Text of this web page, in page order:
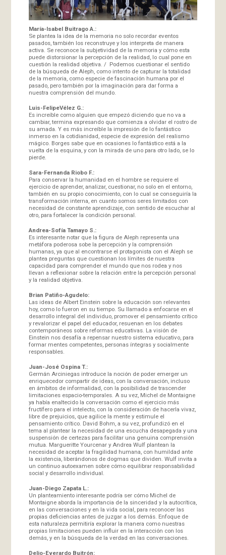
María-Isabel Buitrago A.:
Se plantea la idea de la memoria no solo recordar eventos
pasados, también los reconstruye y los interpreta de manera
activa. Se reconoce la subjetividad de la memoria y cómo esta
puede distorsionar la percepción de la realidad, lo cual pone en
cuestión la realidad objetiva. / Podemos cuestionar el sentido
de la búsqueda de Aleph, como intento de capturar la totalidad
de la memoria, como especie de fascinación humana por el
pasado, pero también por la imaginación para dar forma a
nuestra comprensión del mundo.
Luis-FelipeVélez G.:
Es increíble como alguien que empezó diciendo que no va a
cambiar, termina expresando que comienza a olvidar el rostro de
su amada. Y es más increíble la impresión de lo fantástico
inmerso en la cotidianidad, especie de expresión del realismo
mágico. Borges sabe que en ocasiones lo fantástico está a la
vuelta de la esquina, y con la mirada de uno para otro lado, se lo
pierde.
Sara-Fernanda Riobo F.:
Para conservar la humanidad en el hombre se requiere el
ejercicio de aprender, analizar, cuestionar, no solo en el entorno,
también en su propio conocimiento, con lo cual se conseguiría la
transformación interna, en cuanto somos seres limitados con
necesidad de constante aprendizaje, con sentido de escuchar al
otro, para fortalecer la condición personal.
Andrea-Sofía Tamayo S.:
Es interesante notar que la figura de Aleph representa una
metáfora poderosa sobe la percepción y la comprensión
humanas, ya que al encontrarse el protagonista con el Aleph se
plantea preguntas que cuestionan los límites de nuestra
capacidad para comprender el mundo que nos rodea y nos
llevan a reflexionar sobre la relación entre la percepción personal
y la realidad objetiva.
Brian Patiño-Agudelo:
Las ideas de Albert Einstein sobre la educación son relevantes
hoy, como lo fueron en su tiempo. Su llamado a enfocarse en el
desarrollo integral del individuo, promover el pensamiento crítico
y revalorizar el papel del educador, resuenan en los debates
contemporáneos sobre reformas educativas. La visión de
Einstein nos desafía a repensar nuestro sistema educativo, para
formar mentes competentes, personas íntegras y socialmente
responsables.
Juan-José Ospina T.:
Germán Arciniegas introduce la noción de poder emerger un
enriquecedor compartir de ideas, con la conversación, incluso
en ámbitos de informalidad, con la posibilidad de trascender
limitaciones espacio-temporales. A su vez, Michel de Montaigne
ya había enaltecido la conversación como el ejercicio más
fructífero para el intelecto, con la consideración de hacerla vivaz,
libre de prejuicios, que agilice la mente y estimule el
pensamiento crítico. David Bohm, a su vez, profundizó en el
tema al plantear la necesidad de una escucha desapegada y una
suspensión de certezas para facilitar una genuina comprensión
mutua. Margueritte Yourcenar y Andrea Wulf plantean la
necesidad de aceptar la fragilidad humana, con humildad ante
la existencia, liberándonos de dogmas que dividen. Wulf invita a
un continuo autoexamen sobre cómo equilibrar responsabilidad
social y desarrollo individual.
Juan-Diego Zapata L.:
Un planteamiento interesante podría ser cómo Michel de
Montaigne aborda la importancia de la sinceridad y la autocrítica,
en las conversaciones y en la vida social, para reconocer las
propias deficiencias antes de juzgar a los demás. Enfoque de
esta naturaleza permitiría explorar la manera como nuestras
propias limitaciones pueden influir en la interacción con los
demás, y en la búsqueda de la verdad en las conversaciones.
Delio-Everardo Buitrón: